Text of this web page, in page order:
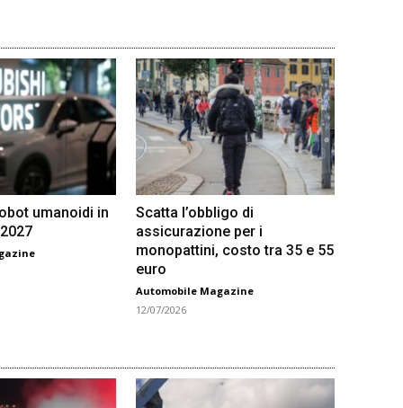
umanoidi in
Scatta l’obbligo di
assicurazione per i
monopattini, costo tra 35 e 55
euro
Automobile Magazine
12/07/2026